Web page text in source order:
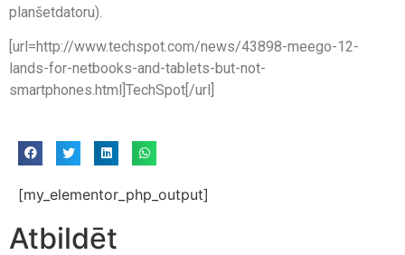
planšetdatoru).
[url=http://www.techspot.com/news/43898-meego-12-
lands-for-netbooks-and-tablets-but-not-
smartphones.html]TechSpot[/url]
[my_elementor_php_output]
Atbildēt